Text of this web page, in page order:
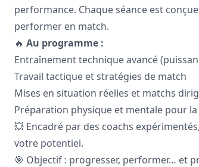
performance. Chaque séance est
performer en match.
🔥 Au programme :
Entraînement technique avancé
Travail tactique et stratégies de match
Mises en situation réelles et matchs
Préparation physique et mentale pour
💥 Encadré par des coachs
votre potentiel.
🎯 Objectif : progresser, performer… et